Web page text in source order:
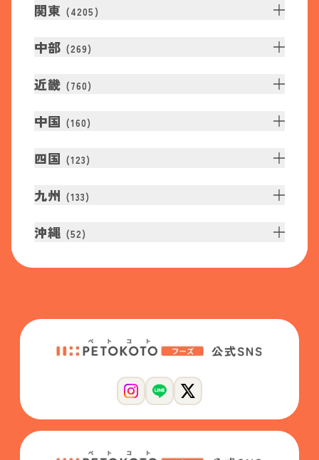
関東 (4205 )
中部 (269)
近畿 (760)
中国 (160)
四国 (123)
九州 (133)
沖縄 (52)